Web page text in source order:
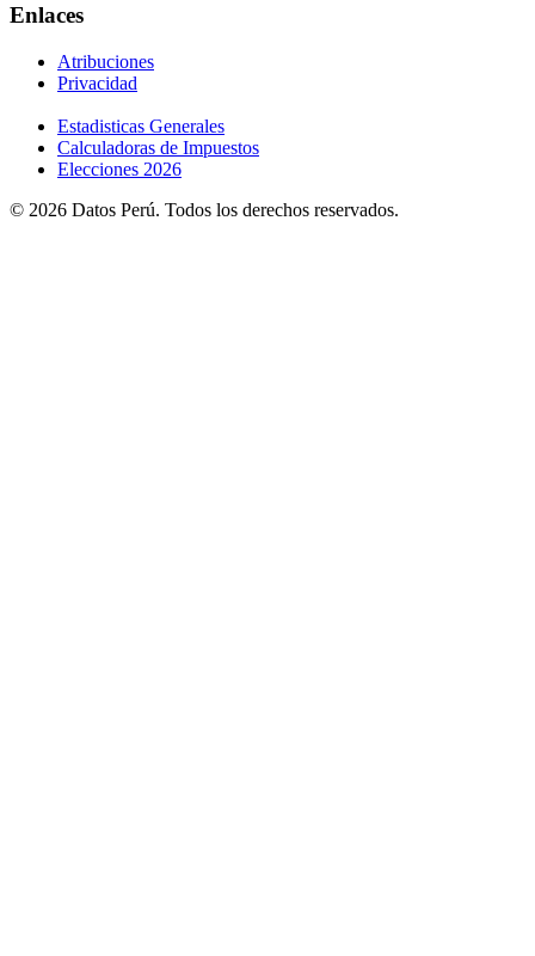
Enlaces
Atribuciones
Privacidad
Estadisticas Generales
Calculadoras de Impuestos
Elecciones 2026
© 2026 Datos Perú. Todos los derechos reservados.